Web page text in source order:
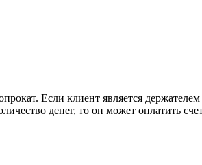
Если клиент является
денег, то он может оплатить